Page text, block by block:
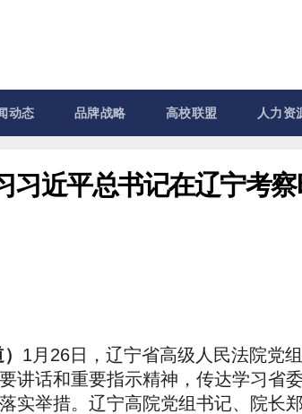
动态 品牌战略 高校联盟 人力资
习近平总书记在辽宁考
1月26日，辽宁省高级人民法院党
讲话和重要指示精神，传达学习省
实举措。辽宁高院党组书记、院长